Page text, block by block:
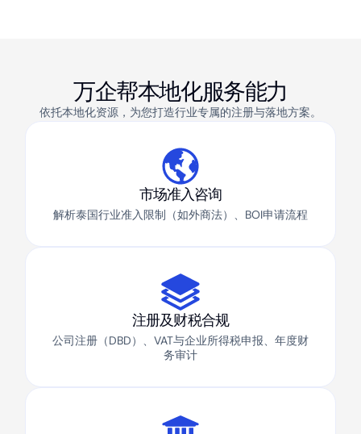
万企帮本地化服务能力
依托本地化资源，为您打造行业专属的注册与落地方案。
市场准入咨询
解析泰国行业准入限制（如外商法）、BOI申请流程
注册及财税合规
公司注册（DBD）、VAT与企业所得税申报、年度财
务审计